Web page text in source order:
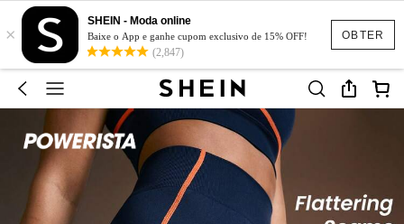
OBTER
×
SHEIN - Moda online
Baixe o App e ganhe cupom exclusivo de 15% OFF!
(2,847)